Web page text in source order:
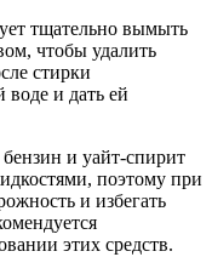
тщательно вымыть
чтобы удалить
стирки
воде и дать ей
и уайт-спирит
поэтому при
и избегать
этих средств.